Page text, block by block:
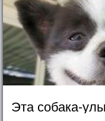
Эта собака-